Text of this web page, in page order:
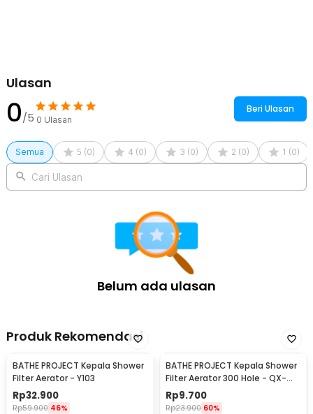
Pressure Water Saving - BR-230
Ulasan
0/5 0 Ulasan
Beri Ulasan
Semua 5 (0) 4 (0) 3 (0) 2 (0) 1 (0)
Cari Ulasan
Belum ada ulasan
Produk Rekomendasi
BATHE PROJECT Kepala Shower
Filter Aerator - Y103
Rp32.900
Rp59.900 46%
BATHE PROJECT Kepala Shower
Filter Aerator 300 Hole - QX-
FL998
Rp9.700
Rp23.900 60%